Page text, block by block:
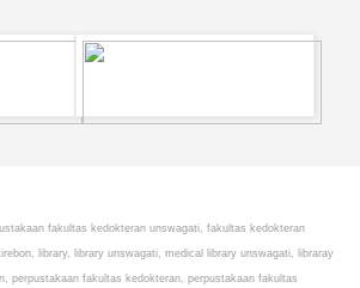
fakultas kedokteran unswagati, fakultas kedokteran
library, library unswagati, medical library unswagati, libraray
perpustakaan fakultas kedokteran, perpustakaan fakultas